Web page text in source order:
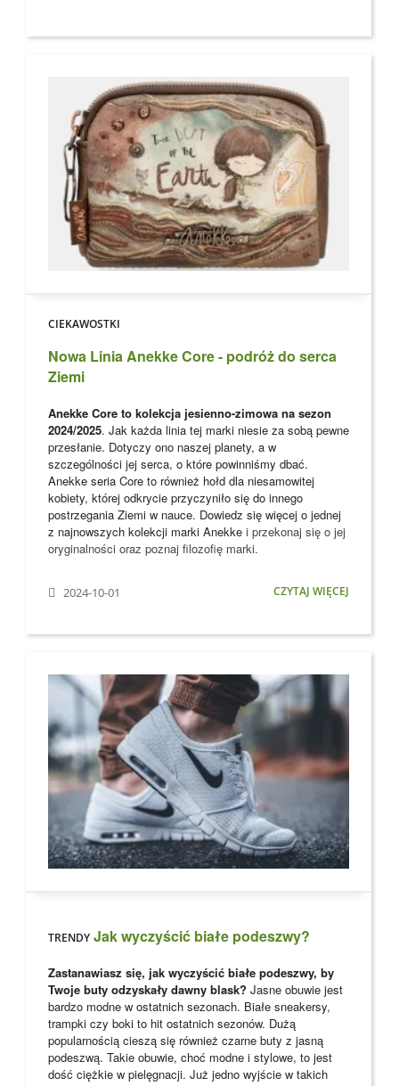
CIEKAWOSTKI
Nowa Linia Anekke Core - podróż do serca
Ziemi
Anekke Core to kolekcja jesienno-zimowa na sezon
2024/2025. Jak każda linia tej marki niesie za sobą pewne
przesłanie. Dotyczy ono naszej planety, a w
szczególności jej serca, o które powinniśmy dbać.
Anekke seria Core to również hołd dla niesamowitej
kobiety, której odkrycie przyczyniło się do innego
postrzegania Ziemi w nauce. Dowiedz się więcej o jednej
z najnowszych kolekcji marki Anekke i przekonaj się o jej
oryginalności oraz poznaj filozofię marki.
2024-10-01 CZYTAJ WIĘCEJ
TRENDY Jak wyczyścić białe podeszwy?
Zastanawiasz się, jak wyczyścić białe podeszwy, by
Twoje buty odzyskały dawny blask? Jasne obuwie jest
bardzo modne w ostatnich sezonach. Białe sneakersy,
trampki czy boki to hit ostatnich sezonów. Dużą
popularnością cieszą się również czarne buty z jasną
podeszwą. Takie obuwie, choć modne i stylowe, to jest
dość ciężkie w pielęgnacji. Już jedno wyjście w takich